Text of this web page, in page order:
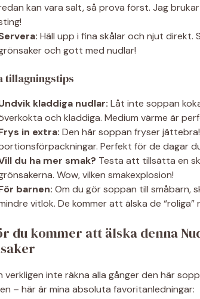
kan vara salt, så prova först. Jag
Häll upp i fina skålar och njut
och gott med nudlar!
tillagningstips
kladdiga nudlar: Låt inte soppan
och kladdiga. Medium värme är
in extra: Den här soppan fryser
Perfekt för de dagar
du ha mer smak? Testa att tillsätta en
Wow, vilken smakexplosion!
barnen: Om du gör soppan till småbarn,
vitlök. De kommer att älska de “roliga”
du kommer att älska denna
verkligen inte räkna alla gånger den här
– här är mina absoluta favoritanledningar: